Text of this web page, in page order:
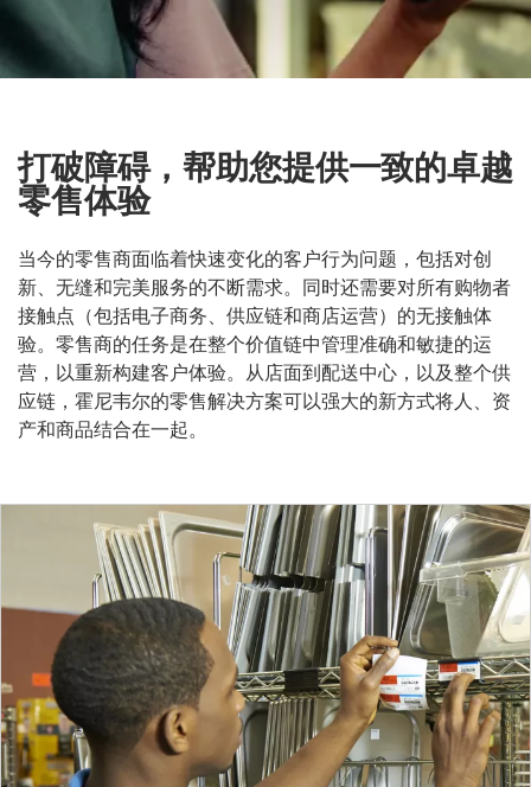
打破障碍，帮助您提供一致的卓越
零售体验
当今的零售商面临着快速变化的客户行为问题，包括对创
新、无缝和完美服务的不断需求。同时还需要对所有购物者
接触点（包括电子商务、供应链和商店运营）的无接触体
验。零售商的任务是在整个价值链中管理准确和敏捷的运
营，以重新构建客户体验。从店面到配送中心，以及整个供
应链，霍尼韦尔的零售解决方案可以强大的新方式将人、资
产和商品结合在一起。